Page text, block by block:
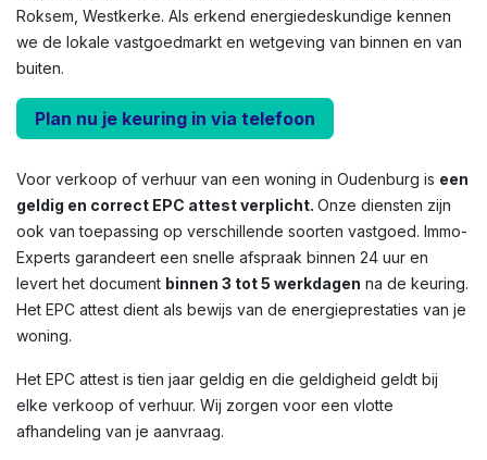
Roksem, Westkerke. Als erkend energiedeskundige kennen
we de lokale vastgoedmarkt en wetgeving van binnen en van
buiten.
Plan nu je keuring in via telefoon
Voor verkoop of verhuur van een woning in Oudenburg is een
geldig en correct EPC attest verplicht. Onze diensten zijn
ook van toepassing op verschillende soorten vastgoed. Immo-
Experts garandeert een snelle afspraak binnen 24 uur en
levert het document binnen 3 tot 5 werkdagen na de keuring.
Het EPC attest dient als bewijs van de energieprestaties van je
woning.
Het EPC attest is tien jaar geldig en die geldigheid geldt bij
elke verkoop of verhuur. Wij zorgen voor een vlotte
afhandeling van je aanvraag.